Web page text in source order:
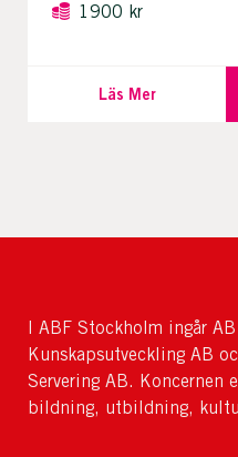
1900 kr
Läs Mer
I ABF Stockholm ingår
Kunskapsutveckling AB
Servering AB.
bildning, utbildning,